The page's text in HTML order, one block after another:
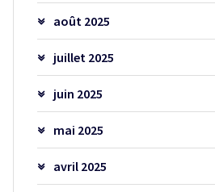
août 2025
juillet 2025
juin 2025
mai 2025
avril 2025